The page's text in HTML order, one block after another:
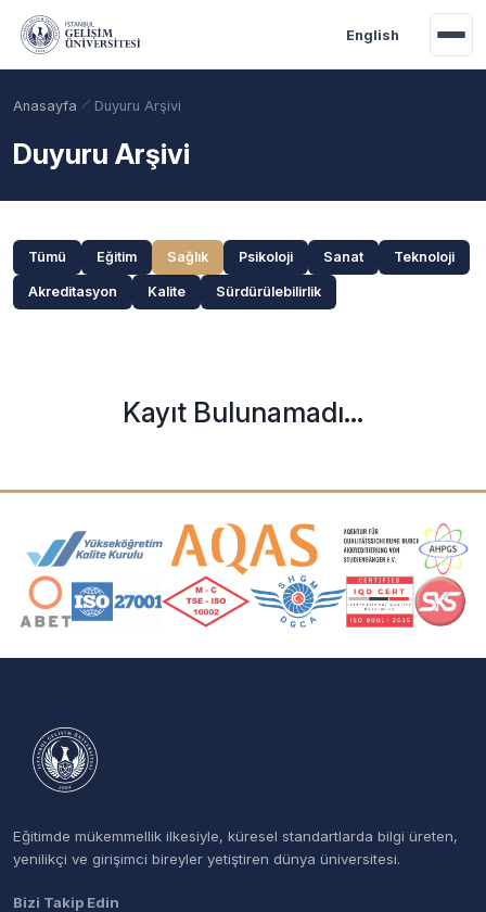
Ana içeriğe geç
English
Anasayfa Duyuru Arşivi
Duyuru Arşivi
Duyuru kategorileri
Tümü Eğitim Sağlık Psikoloji Sanat Teknoloji
Akreditasyon Kalite Sürdürülebilirlik
Kayıt Bulunamadı...
Akreditasyon ve Üyelik Logoları
Eğitimde mükemmellik ilkesiyle, küresel standartlarda bilgi üreten,
yenilikçi ve girişimci bireyler yetiştiren dünya üniversitesi.
Bizi Takip Edin